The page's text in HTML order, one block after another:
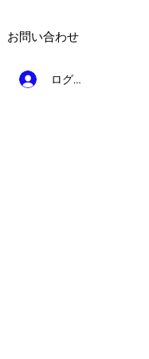
お問い合わせ
ログイン